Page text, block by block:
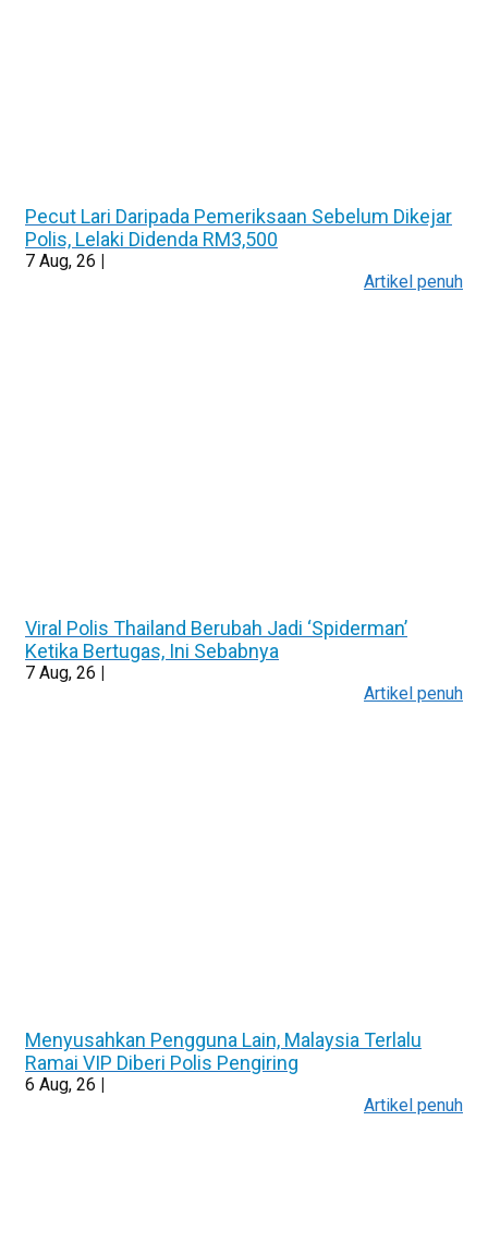
Pecut Lari Daripada Pemeriksaan Sebelum Dikejar
Polis, Lelaki Didenda RM3,500
7 Aug, 26 |
Artikel penuh
Viral Polis Thailand Berubah Jadi ‘Spiderman’
Ketika Bertugas, Ini Sebabnya
7 Aug, 26 |
Artikel penuh
Menyusahkan Pengguna Lain, Malaysia Terlalu
Ramai VIP Diberi Polis Pengiring
6 Aug, 26
Artikel penuh